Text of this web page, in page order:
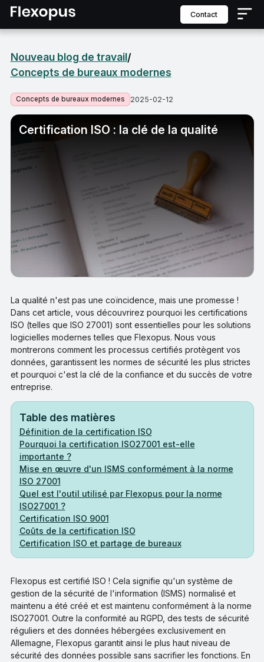
contact
Nouveau blog de travail/
Concepts de bureaux modernes
Concepts de bureaux modernes 2025-02-12
Certification ISO : la clé de la qualité
La qualité n'est pas une coïncidence, mais une promesse !
Dans cet article, vous découvrirez pourquoi les certifications
ISO (telles que ISO 27001) sont essentielles pour les solutions
logicielles modernes telles que Flexopus. Nous vous
montrerons comment les processus certifiés protègent vos
données, garantissent les normes de sécurité les plus strictes
et pourquoi c'est la clé de la confiance et du succès de votre
entreprise.
Table des matières
Définition de la certification ISO
Pourquoi la certification ISO27001 est-elle
importante ?
Mise en œuvre d'un ISMS conformément à la norme
ISO 27001
Quel est l'outil utilisé par Flexopus pour la norme
ISO27001 ?
Certification ISO 9001
Coûts de la certification ISO
Certification ISO et partage de bureaux
Flexopus est certifié ISO ! Cela signifie qu'un système de
gestion de la sécurité de l'information (ISMS) normalisé et
maintenu a été créé et est maintenu conformément à la norme
ISO27001. Outre la conformité au RGPD, des tests de sécurité
réguliers et des données hébergées exclusivement en
Allemagne, Flexopus garantit ainsi le plus haut niveau de
sécurité des données possible sans sacrifier les fonctions. En